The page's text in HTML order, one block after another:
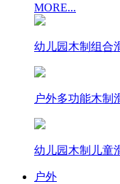
MORE...
幼儿园木制组合
户外多功能木制
幼儿园木制儿童
户外